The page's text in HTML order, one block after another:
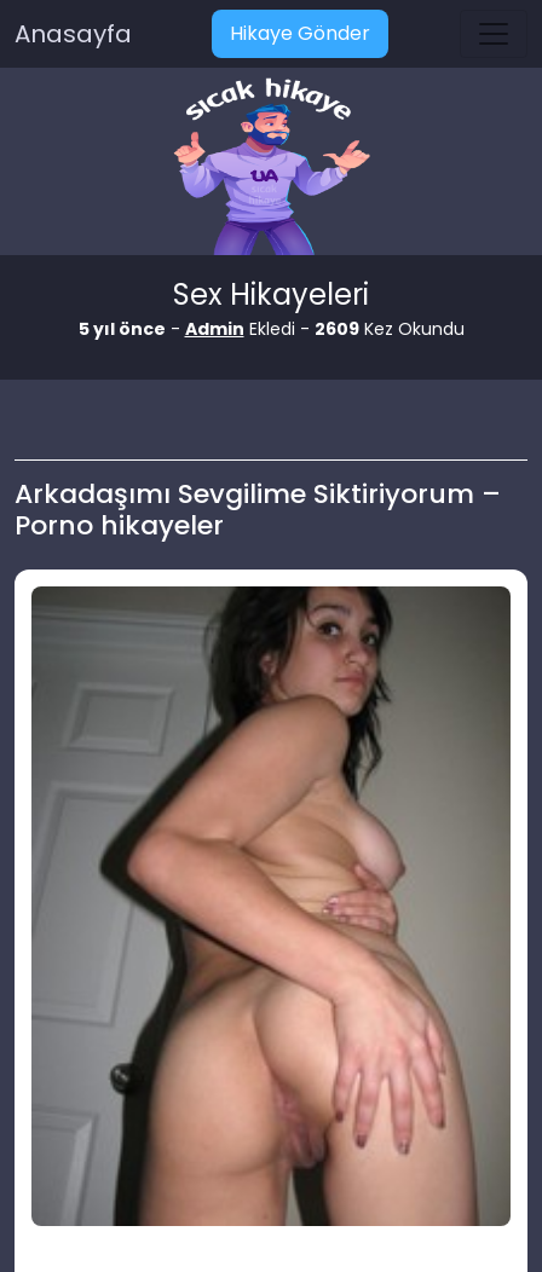
Anasayfa Hikaye Gönder
Sex Hikayeleri
5 yıl önce - Admin Ekledi - 2609Kez Okundu
Arkadaşımı Sevgilime Siktiriyorum –
Porno hikayeler